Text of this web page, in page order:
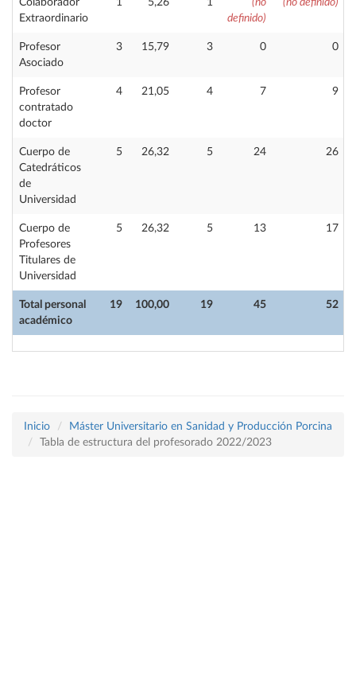
Total personal
académico
19 100,00 19 45 52
Colaborador
Extraordinario
1 5,26 1
(no
definido)
(no definido)
Profesor
Asociado
3 15,79 3 0 0
Profesor
contratado
doctor
4 21,05 4 7 9
Cuerpo de
Catedráticos
de
Universidad
5 26,32 5 24 26
Cuerpo de
Profesores
Titulares de
Universidad
5 26,32 5 13 17
Inicio
Máster Universitario en Sanidad y Producción Porcina
Tabla de estructura del profesorado 2022/2023